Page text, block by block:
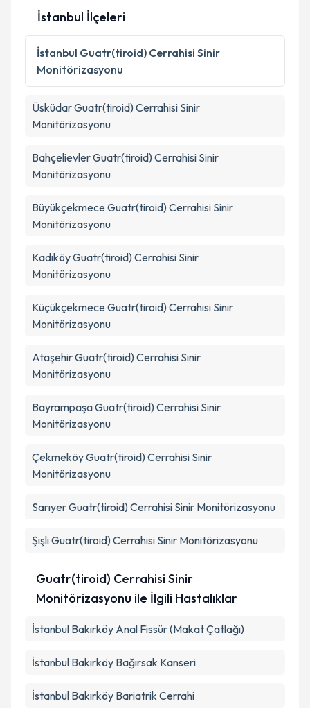
Kişisel verilerimin işlenmesine ilişkin
Metni'ni okudum ve kişisel verilerimin belirtilen
kapsamda işlenmesini kabul ediyorum.
Takvim Talebini Gönder
İstanbul İlçeleri
İstanbul Guatr(tiroid) Cerrahisi Sinir
Monitörizasyonu
ÜsküdarGuatr(tiroid) Cerrahisi Sinir
Monitörizasyonu
BahçelievlerGuatr(tiroid) Cerrahisi Sinir
Monitörizasyonu
Büyükçekmece Guatr(tiroid) Cerrahisi Sinir
Monitörizasyonu
KadıköyGuatr(tiroid) Cerrahisi Sinir
Monitörizasyonu
Küçükçekmece Guatr(tiroid) Cerrahisi Sinir
Monitörizasyonu
AtaşehirGuatr(tiroid) Cerrahisi Sinir
Monitörizasyonu
BayrampaşaGuatr(tiroid) Cerrahisi Sinir
Monitörizasyonu
ÇekmeköyGuatr(tiroid) Cerrahisi Sinir
Monitörizasyonu
SarıyerGuatr(tiroid) Cerrahisi Sinir Monitörizasyonu
ŞişliGuatr(tiroid) Cerrahisi Sinir Monitörizasyonu
Guatr(tiroid) Cerrahisi Sinir
Monitörizasyonu ile İlgili Hastalıklar
İstanbul Bakırköy Anal Fissür (Makat Çatlağı)
İstanbul Bakırköy Bağırsak Kanseri
İstanbul Bakırköy Bariatrik Cerrahi